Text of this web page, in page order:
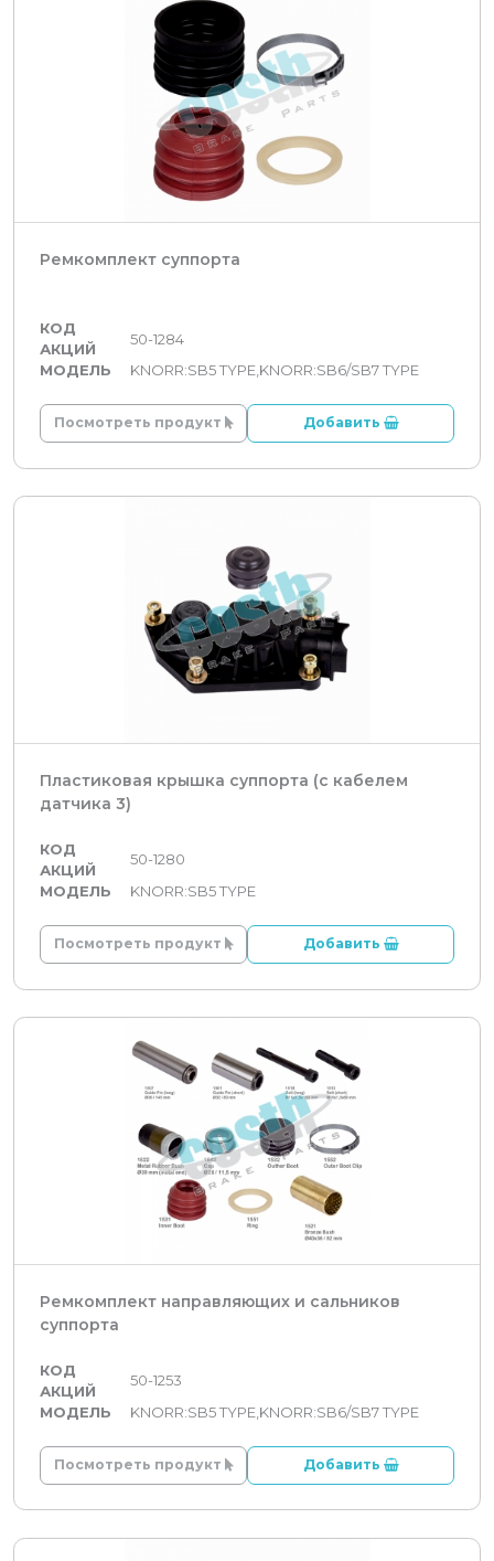
Ремкомплект суппорта
КОД
АКЦИЙ
50-1284
МОДЕЛЬ
KNORR:SB5 TYPE,KNORR:SB6/SB7 TYPE
Посмотреть продукт Добавить
Пластиковая крышка суппорта (с кабелем
датчика 3)
КОД
АКЦИЙ
50-1280
МОДЕЛЬ
KNORR:SB5 TYPE
Посмотреть продукт Добавить
Ремкомплект направляющих и сальников
суппорта
КОД
АКЦИЙ
50-1253
МОДЕЛЬ
KNORR:SB5 TYPE,KNORR:SB6/SB7 TYPE
Посмотреть продукт Добавить